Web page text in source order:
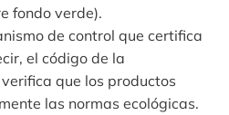
fondo verde).
de control que certifica
el código de la
que los productos
las normas ecológicas.